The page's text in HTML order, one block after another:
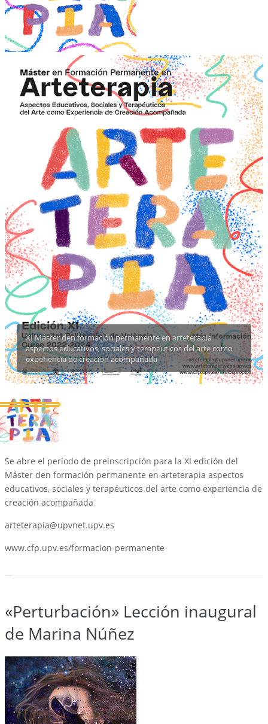
XI Máster den formación permanente en arteterapia
aspectos educativos, sociales y terapéuticos del arte como
experiencia de creación acompañada
Se abre el período de preinscripción para la XI edición del
Máster den formación permanente en arteterapia aspectos
educativos, sociales y terapéuticos del arte como experiencia de
creación acompañada
arteterapia@upvnet.upv.es
www.cfp.upv.es/formacion-permanente
«Perturbación» Lección inaugural
de Marina Núñez